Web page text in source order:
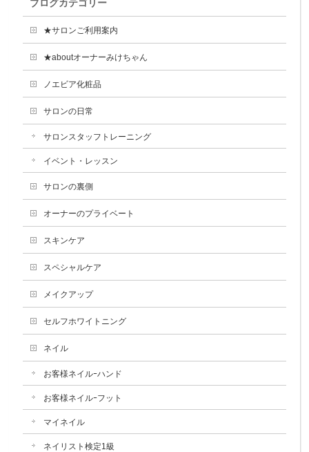
ブログカテゴリー
★サロンご利用案内
★aboutオーナーみけちゃん
ノエビア化粧品
サロンの日常
サロンスタッフトレーニング
イベント・レッスン
サロンの裏側
オーナーのプライベート
スキンケア
スペシャルケア
メイクアップ
セルフホワイトニング
ネイル
お客様ネイルｰハンド
お客様ネイルｰフット
マイネイル
ネイリスト検定1級